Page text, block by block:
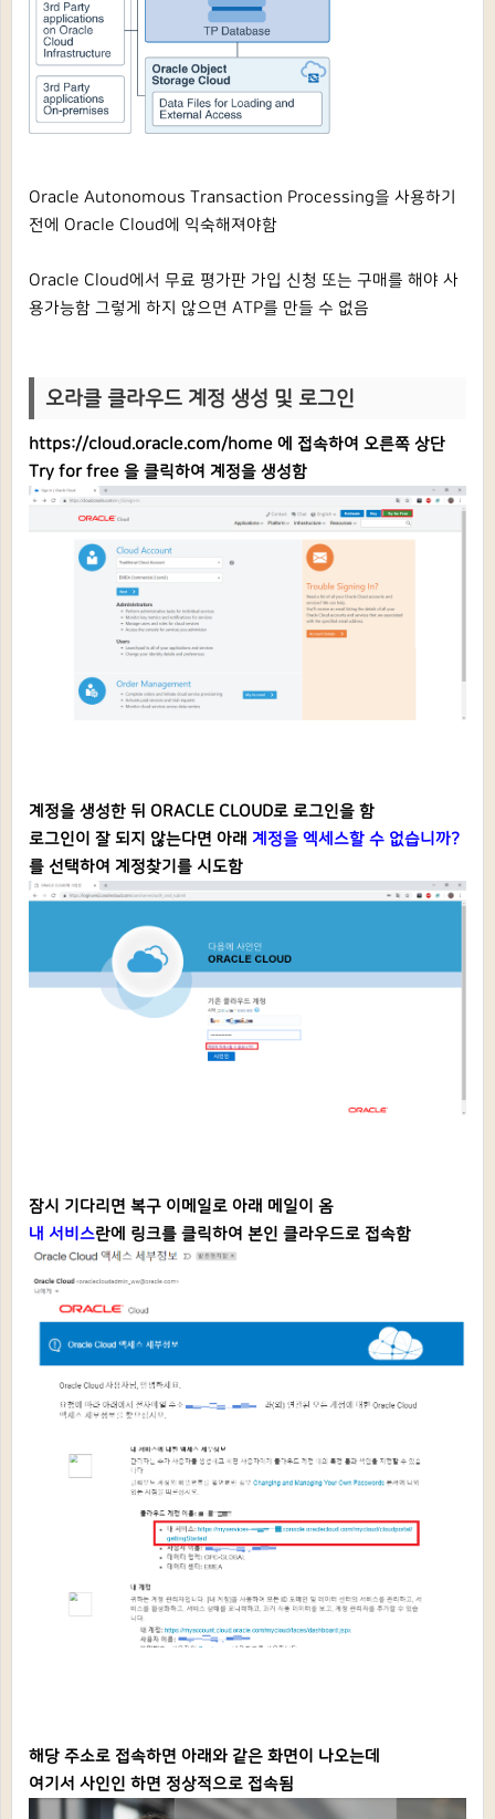
Oracle Autonomous Transaction Processing을 사용하기
전에 Oracle Cloud에 익숙해져야함
Oracle Cloud에서 무료 평가판 가입 신청 또는 구매를 해야 사
용가능함 그렇게 하지 않으면 ATP를 만들 수 없음
오라클 클라우드 계정 생성 및 로그인
https://cloud.oracle.com/home 에 접속하여 오른쪽 상단
Try for free 을 클릭하여 계정을 생성함
계정을 생성한 뒤 ORACLE CLOUD로 로그인을 함
로그인이 잘 되지 않는다면 아래 계정을 엑세스할 수 없습니까?
를 선택하여 계정찾기를 시도함
잠시 기다리면 복구 이메일로 아래 메일이 옴
내 서비스란에 링크를 클릭하여 본인 클라우드로 접속함
해당 주소로 접속하면 아래와 같은 화면이 나오는데
여기서 사인인 하면 정상적으로 접속됨